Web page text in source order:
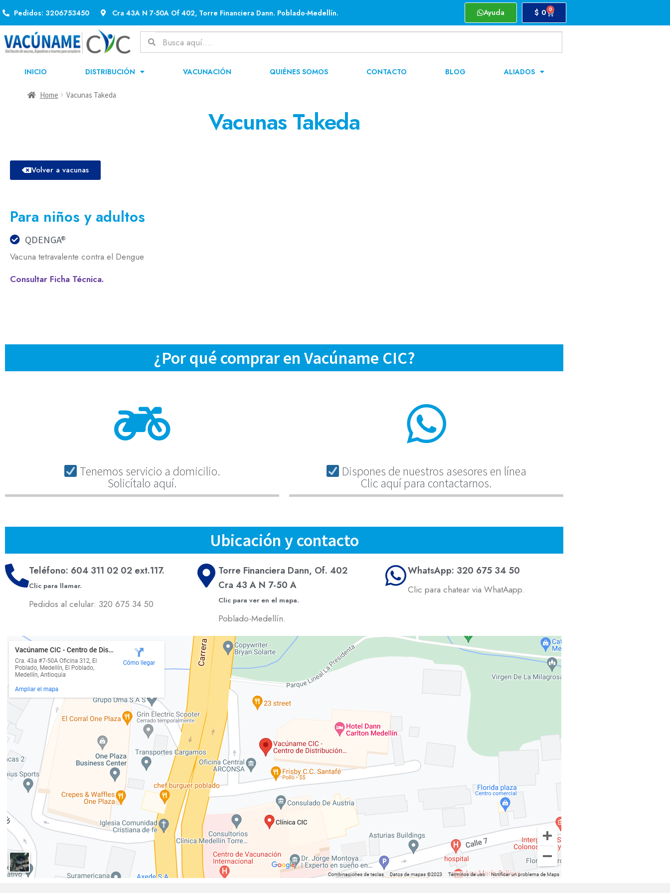
Pedidos: 3206753450 Cra 43A N 7-50A Of 402, Torre Financiera Dann. Poblado-Medellín. Ayuda $ 0 0
INICIO DISTRIBUCIÓN VACUNACIÓN QUIÉNES SOMOS CONTACTO BLOG ALIADOS
Home Vacunas Takeda
Vacunas Takeda
Volver a vacunas
Para niños y adultos
QDENGA®
Vacuna tetravalente contra el Dengue
Consultar Ficha Técnica.
¿Por qué comprar en Vacúname CIC?
Tenemos servicio a domicilio.
Solicítalo aquí.
Dispones de nuestros asesores en línea
Clic aquí para contactarnos.
Ubicación y contacto
Teléfono: 604 311 02 02 ext.117.
Clic para llamar.
Pedidos al celular: 320 675 34 50
Torre Financiera Dann, Of. 402
Cra 43 A N 7-50 A
Clic para ver en el mapa.
Poblado-Medellín.
WhatsApp: 320 675 34 50
Clic para chatear via WhatAapp.